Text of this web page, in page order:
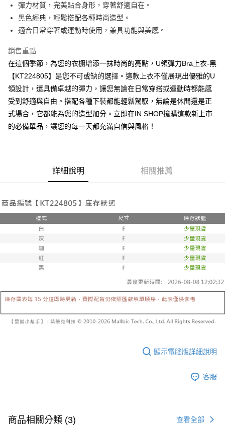
街口支付
Google Pay
大哥付你分期
相關說明
1.本服務由台灣大哥大提供，台灣大哥大用戶可立即使用無須另外申請。
2.付款方式選擇「大哥付你分期」，訂單成立後會自動跳轉到大哥付的交易
流程，驗證手機門號後，選擇欲分期的期數、繳款截止日，確認付款後即完
成交易。
3.實際核准額度、可分期數及費用金額請依後續交易確認頁面所載為準。
4.訂單成立30分鐘內，如未前往確認交易或遇審核未通過，訂單將自動取
【注意事項】
1.本服務係由「台灣大哥大股份有限公司」（以下簡稱本公司）所提供，讓
用戶於交易時，得透過本服務購買商品或服務，並由商店將買賣／分期付款
買賣價金債權讓與本公司後，依約使用本公司帳單繳交帳款。
2.基於同意付款使用「大哥付你分期」之契約關係目的，商店將以您的個人
資料（包含姓名、電話或地址）提供予台灣大哥大進項蒐集、處理及利用，
由本公司與您本人進行分期帳單所需資料之確認、核對及更正。
3.完整用戶服務條款，請詳閱以下連結：
https://oppay.tw/userRule
AFTEE先享後付
相關說明
【關於「AFTEE先享後付」】
AFTEE先享後付是「在收到商品之後才付款」的支付方式。 讓您購物簡單
便利好安心！
１．簡單：不需註冊會員、不需綁卡、不需儲值。
１．於結帳方式選擇「AFTEE先享後付」後，將跳轉至「AFTEE先享後付」
結帳頁面，進行簡訊認證並確認金額後，即可完成結帳。
３．收到繳費通知簡訊後14天內，點擊此簡訊中的連結，可透過四大超商／
※ 請注意：結帳手續完成當下不需立刻繳費，但若您需要取消訂單，請聯絡
購買商品的店家。未經商家同意取消之訂單仍視為有效，需透過AFTEE先享
後付繳納相關費用。
※ 交易是否成功請以「AFTEE先享後付 」之結帳頁面顯示為準，若有關於
是否繳費成功／繳費後需取消欲退款等相關疑問，請聯繫「AFTEE先享後付
客戶支援中心」
https://netprotections.freshdesk.com/support/home
１．透過由恩沛科技股份有限公司提供之「AFTEE先享後付」服務完成之交
易，需依本服務之必要範圍內提供個人資料，並將交易相關給付款項請求債
２．關於個人資料處理事宜，請瀏覽以下網址：
時審查核予不同之上限額度；若仍有額度不足之情形，本公司將視審查結果
付款後全家取貨
已關閉，請勿下單
每筆NT$10,000
已關閉，請勿下單(付取)
每筆NT$10,000
每筆NT$60，滿NT$1,800(含以上)免運費
每筆NT$60，滿NT$1,600(含以上)免運費
查看運費
彈力材質，完美貼合身形，穿著舒適自在。
黑色經典，輕鬆搭配各種時尚造型。
適合日常穿著或運動時使用，兼具功能與美感。
銷售重點
在這個季節，為您的衣櫥增添一抹時尚的亮點，U領彈力Bra上衣-黑
【KT224805】是您不可或缺的選擇。這款上衣不僅展現出優雅的U
領設計，還具備卓越的彈力，讓您無論在日常穿搭或運動時都能感
受到舒適與自由。搭配各種下裝都能輕鬆駕馭，無論是休閒還是正
式場合，它都能為您的造型加分。立即在IN SHOP搶購這款新上市
的必備單品，讓您的每一天都充滿自信與風格！
詳細說明 相關推薦
顯示電腦版詳細說明
客服
商品相關分類 (3) 查看全部